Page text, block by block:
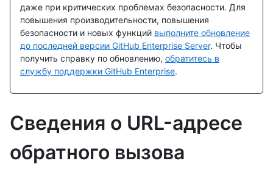
даже при критических проблемах безопасности. Для
повышения производительности, повышения
безопасности и новых функций выполните обновление
до последней версии GitHub Enterprise Server. Чтобы
получить справку по обновлению, обратитесь в
службу поддержки GitHub Enterprise.
Сведения о URL-адресе
обратного вызова